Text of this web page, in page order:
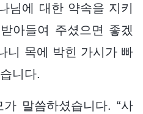
님에 대한 약속을 지키
아들여 주셨으면 좋겠
니 목에 박힌 가시가 빠
니다.
말씀하셨습니다. “사